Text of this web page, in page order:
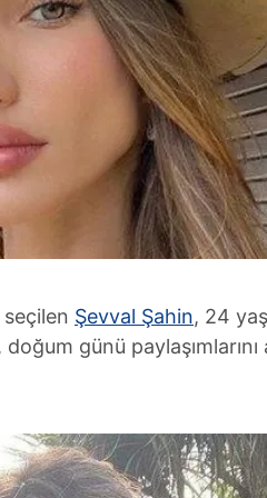
Şevval Şahin, 24
günü paylaşımlarını